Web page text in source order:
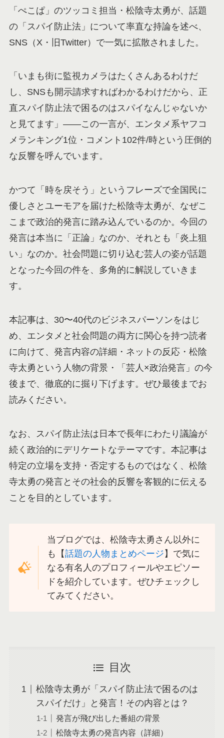
「ぺこぱ」のツッコミ担当・松陰寺太勇が、話題
の「スパイ防止法」について率直な持論を述べ、
SNS（X・旧Twitter）で一気に拡散されました。
「いまも街に監視カメラはたくさんあるわけだ
し、SNSも開示請求すればわかるわけだから、正
直スパイ防止法で困るのはスパイなんじゃないか
と見てます」——この一言が、エンタメ系ヤフコ
メランキング1位・コメント102件/時という圧倒的
な反響を呼んでいます。
かつて「時を戻そう」というフレーズで全国民に
優しさとユーモアを届けた松陰寺太勇が、なぜこ
こまで政治的発言に踏み込んでいるのか。今回の
発言は本当に「正論」なのか、それとも「炎上狙
い」なのか。社会問題に切り込む芸人の姿が話題
となった今回の件を、多角的に解説していきま
す。
本記事は、30〜40代のビジネスパーソンをはじ
め、エンタメと社会問題の両方に関心を持つ読者
に向けて、発言内容の詳細・ネットの反応・松陰
寺太勇という人物の背景・「芸人×政治発言」の今
後まで、徹底的に掘り下げます。ぜひ最後までお
読みください。
なお、スパイ防止法は日本で長年にわたり議論が
続く政治的にデリケートなテーマです。本記事は
特定の立場を支持・否定するものではなく、松陰
寺太勇の発言とその社会的反響を客観的に伝える
ことを目的としています。
当ブログでは、松陰寺太勇さん以外に
も【話題の人物まとめページ 】で気に
なる有名人のプロフィールやエピソー
ドを紹介しています。ぜひチェックし
てみてください。
目次
松陰寺太勇が「スパイ防止法で困るのは
スパイだけ」と発言！その内容とは？
発言が飛び出した番組の背景
松陰寺太勇の発言内容（詳細）